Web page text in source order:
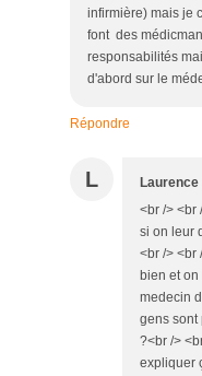
infirmière) mais je
font des
responsabilités
d'abord sur le
Répondre
L
<br /> <br
si on leur
<br /> <br
bien et
medecin
gens sont
?<br />
expliquer